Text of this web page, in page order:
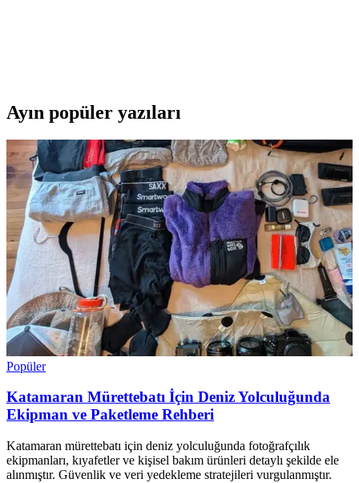
Ayın popüler yazıları
Popüler
Katamaran Mürettebatı İçin Deniz Yolculuğunda
Ekipman ve Paketleme Rehberi
Katamaran mürettebatı için deniz yolculuğunda fotoğrafçılık
ekipmanları, kıyafetler ve kişisel bakım ürünleri detaylı şekilde ele
alınmıştır. Güvenlik ve veri yedekleme stratejileri vurgulanmıştır.